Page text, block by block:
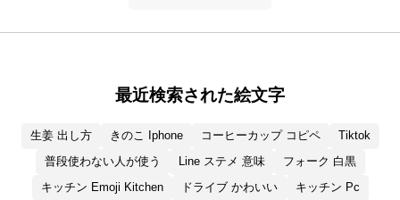
最近検索された絵文字
生姜 出し方 きのこ Iphone コーヒーカップ コピペ
Tiktok
普段使わない人が使う
Line ステメ 意味
フォーク 白黒
キッチン Emoji Kitchen
ドライブ かわいい
キッチン Pc